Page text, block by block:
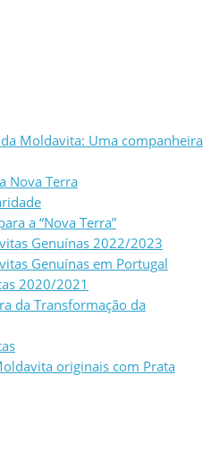
Moldavita: Uma companheira
Nova Terra
a “Nova Terra”
Genuínas 2022/2023
Genuínas em Portugal
2020/2021
da Transformação da
originais com Prata